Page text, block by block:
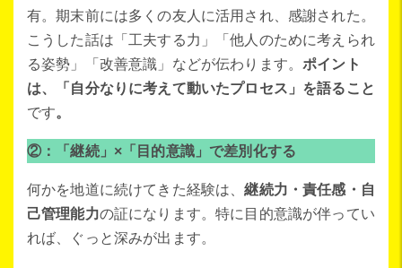
有。期末前には多くの友人に活用され、感謝された。
こうした話は「工夫する力」「他人のために考えられ
る姿勢」「改善意識」などが伝わります。ポイント
は、「自分なりに考えて動いたプロセス」を語ること
です。
②：「継続」×「目的意識」で差別化する
何かを地道に続けてきた経験は、継続力・責任感・自
己管理能力の証になります。特に目的意識が伴ってい
れば、ぐっと深みが出ます。